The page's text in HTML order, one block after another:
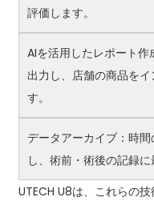
評価します。
AIを活用したレポート
出力し、店舗の商品を
す。
データアーカイブ：時
し、術前・術後の記録に
UTECH U8は、これらの